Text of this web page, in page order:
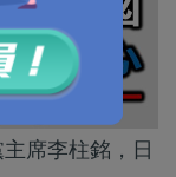
席李柱銘，日